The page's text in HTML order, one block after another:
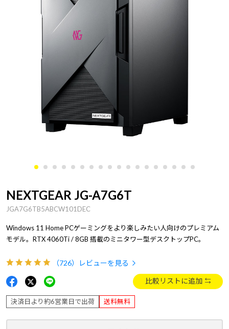
NEXTGEAR JG-A7G6T
JGA7G6TB5ABCW101DEC
Windows 11 Home PCゲーミングをより楽しみたい人向けのプレミアム
モデル。RTX 4060Ti / 8GB 搭載のミニタワー型デスクトップPC。
（726） レビューを見る
比較リストに追加
決済日より約6営業日で出荷 送料無料